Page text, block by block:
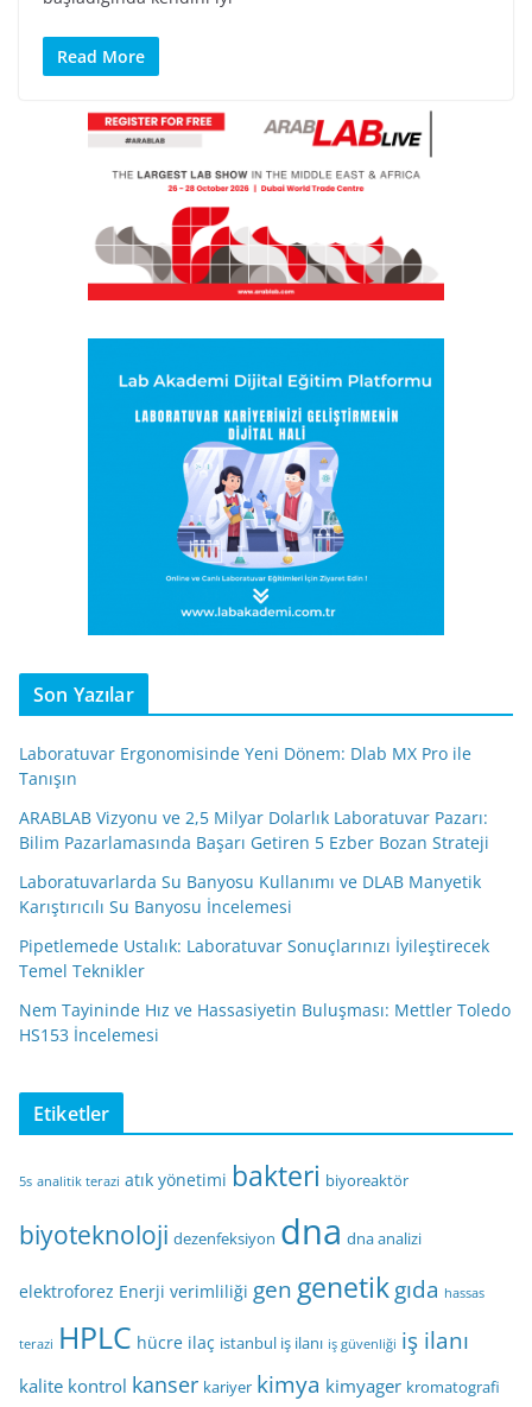
Read More
Son Yazılar
Laboratuvar Ergonomisinde Yeni Dönem: Dlab MX Pro ile
Tanışın
ARABLAB Vizyonu ve 2,5 Milyar Dolarlık Laboratuvar Pazarı:
Bilim Pazarlamasında Başarı Getiren 5 Ezber Bozan Strateji
Laboratuvarlarda Su Banyosu Kullanımı ve DLAB Manyetik
Karıştırıcılı Su Banyosu İncelemesi
Pipetlemede Ustalık: Laboratuvar Sonuçlarınızı İyileştirecek
Temel Teknikler
Nem Tayininde Hız ve Hassasiyetin Buluşması: Mettler Toledo
HS153 İncelemesi
Etiketler
5s analitik terazi atık yönetimi bakteri biyoreaktör
biyoteknoloji dezenfeksiyon dna dna analizi
elektroforez Enerji verimliliği gen genetikgıda hassas
terazi HPLC hücre ilaç istanbul iş ilanı iş güvenliği iş ilanı
kalite kontrol kanser kariyer kimya kimyager kromatografi